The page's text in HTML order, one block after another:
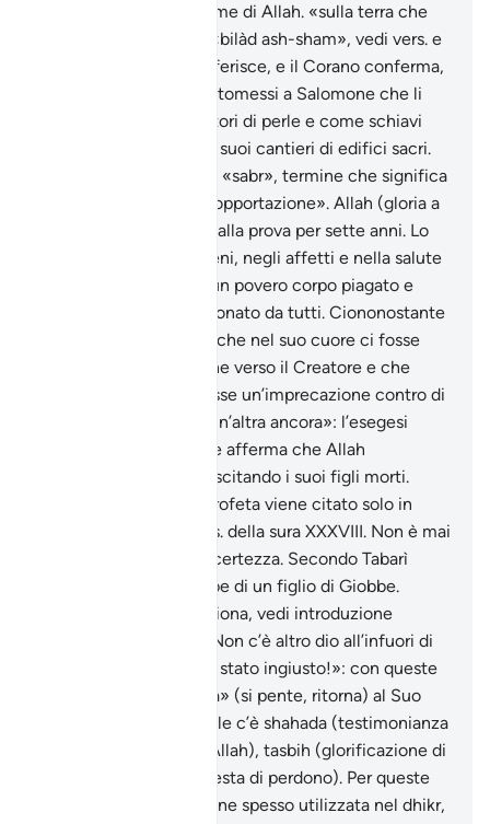
dai profeti è reso in nome di Allah. «sulla terra che
abbiamo benedetta»: «bilàd ash-sham», vedi vers. e
la nota. La tradizione riferisce, e il Corano conferma,
che i dèmoni erano sottomessi a Salomone che li
utilizzava come pescatori di perle e come schiavi
nelle sue miniere e nei suoi cantieri di edifici sacri.
Giobbe è il simbolo del «sabr», termine che significa
«pazienza, costanza, sopportazione». Allah (gloria a
Lui l’Altissimo) lo mise alla prova per sette anni. Lo
colpì duramente nei beni, negli affetti e nella salute
fisica, riducendolo ad un povero corpo piagato e
sanguinolento, abbandonato da tutti. Ciononostante
Giobbe non lasciò mai che nel suo cuore ci fosse
spazio per l’ingratitudine verso il Creatore e che
dalle sue labbra sfuggisse un’imprecazione contro di
Lui. «la sua famiglia e un’altra ancora»: l’esegesi
attinge alla tradizione e afferma che Allah
compensò Giobbe risuscitando i suoi figli morti.
«Dhu ’l-Kifl»: questo profeta viene citato solo in
questo passo e nel vers. della sura XXXVIII. Non è mai
stato identificato con certezza. Secondo Tabarì
(XXVII, 73-si tratterebbe di un figlio di Giobbe.
«l’Uomo del Pesce»: Giona, vedi introduzione
dell’omonima sura x. «Non c’è altro dio all’infuori di
Te! Gloria a Te! Io sono stato ingiusto!»: con queste
parole Giona fa «tawba» (si pente, ritorna) al Suo
Signore. In queste parole c’è shahada (testimonianza
di fede nell’Unicità di Allah), tasbih (glorificazione di
Allah) e istighfar (richiesta di perdono). Per queste
ragioni tale formula viene spesso utilizzata nel dhikr,